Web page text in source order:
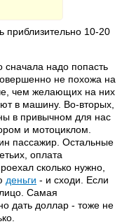
приблизительно 10-20
надо попасть
не похожа на
чем желающих на них
в машину. Во-вторых,
в привычном для нас
и мотоциклом.
пассажир. Остальные
оплата
сколько нужно,
деньги - и сходи. Если
Самая
дать доллар - тоже не